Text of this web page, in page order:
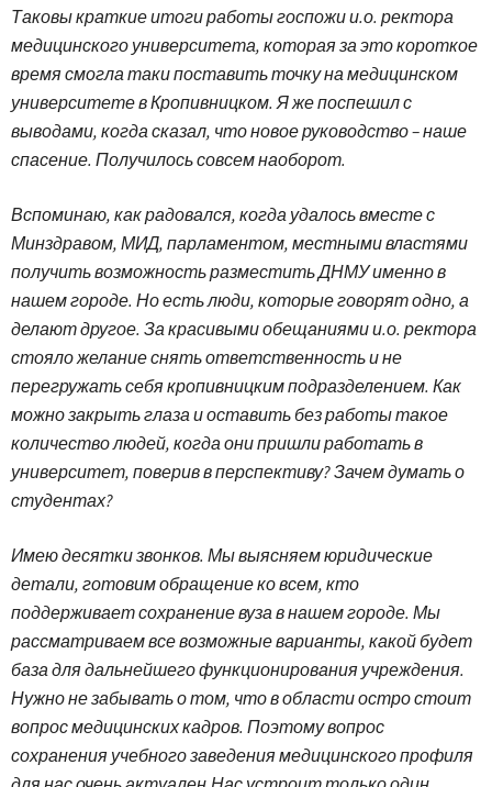
Таковы краткие итоги работы госпожи и.о. ректора
медицинского университета, которая за это короткое
время смогла таки поставить точку на медицинском
университете в Кропивницком. Я же поспешил с
выводами, когда сказал, что новое руководство – наше
спасение. Получилось совсем наоборот.
Вспоминаю, как радовался, когда удалось вместе с
Минздравом, МИД, парламентом, местными властями
получить возможность разместить ДНМУ именно в
нашем городе. Но есть люди, которые говорят одно, а
делают другое. За красивыми обещаниями и.о. ректора
стояло желание снять ответственность и не
перегружать себя кропивницким подразделением. Как
можно закрыть глаза и оставить без работы такое
количество людей, когда они пришли работать в
университет, поверив в перспективу? Зачем думать о
студентах?
Имею десятки звонков. Мы выясняем юридические
детали, готовим обращение ко всем, кто
поддерживает сохранение вуза в нашем городе. Мы
рассматриваем все возможные варианты, какой будет
база для дальнейшего функционирования учреждения.
Нужно не забывать о том, что в области остро стоит
вопрос медицинских кадров. Поэтому вопрос
сохранения учебного заведения медицинского профиля